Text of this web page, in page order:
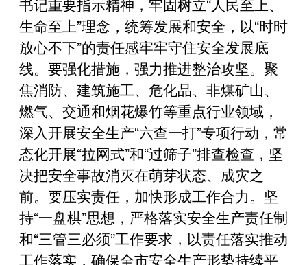
生命至上”理念，统筹发展和安全，以“时时
放心不下”的责任感牢牢守住安全发展底
线。要强化措施，强力推进整治攻坚。聚
焦消防、建筑施工、危化品、非煤矿山、
燃气、交通和烟花爆竹等重点行业领域，
深入开展安全生产“六查一打”专项行动，常
态化开展“拉网式”和“过筛子”排查检查，坚
决把安全事故消灭在萌芽状态、成灾之
前。要压实责任，加快形成工作合力。坚
持“一盘棋”思想，严格落实安全生产责任制
和“三管三必须”工作要求，以责任落实推动
工作落实，确保全市安全生产形势持续平